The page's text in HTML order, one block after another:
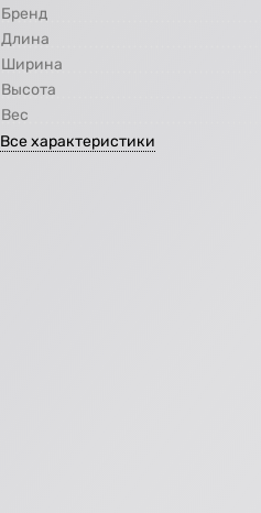
Бренд
Длина
Ширина
Высота
Вес
Все характеристики